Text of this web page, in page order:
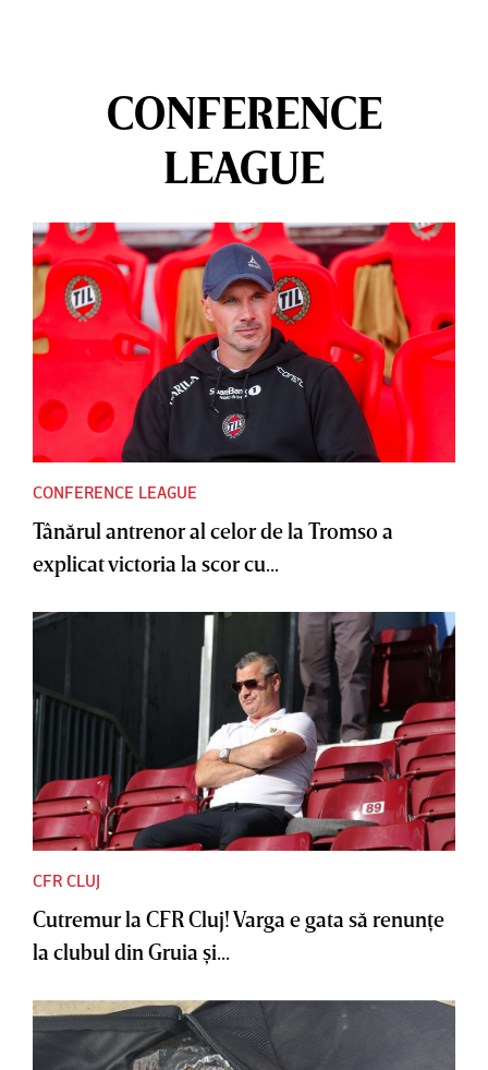
CONFERENCE
LEAGUE
CONFERENCE LEAGUE
Tânărul antrenor al celor de la Tromso a
explicat victoria la scor cu...
CFR CLUJ
Cutremur la CFR Cluj! Varga e gata să renunţe
la clubul din Gruia şi...